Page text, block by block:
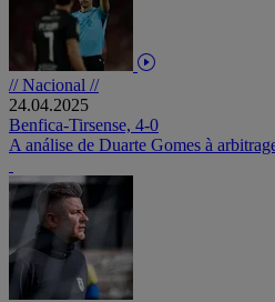
// Nacional //
24.04.2025
Benfica-Tirsense, 4-0
A análise de Duarte Gomes à